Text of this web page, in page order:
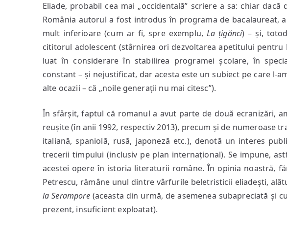
Eliade, probabil cea mai „occidentală” scriere a sa: chiar
România autorul a fost introdus în programa de bacalaureat,
mult inferioare (cum ar fi, spre exemplu, La țigănci) – și,
cititorul adolescent (stârnirea ori dezvoltarea apetitului
luat în considerare în stabilirea programei școlare, în
constant – și nejustificat, dar acesta este un subiect pe care l-
alte ocazii – că „noile generații nu mai citesc”).
În sfârșit, faptul că romanul a avut parte de două ecranizări,
reușite (în anii 1992, respectiv 2013), precum și de numeroase
italiană, spaniolă, rusă, japoneză etc.), denotă un interes
trecerii timpului (inclusiv pe plan internațional). Se impune,
acestei opere în istoria literaturii române. În opinia noastră,
Petrescu, rămâne unul dintre vârfurile beletristicii eliadești,
la Serampore(aceasta din urmă, de asemenea subapreciată și
prezent, insuficient exploatat).